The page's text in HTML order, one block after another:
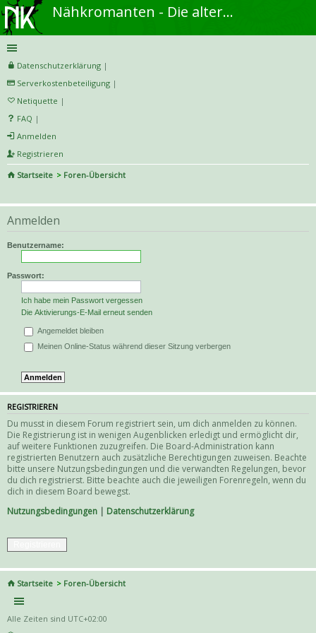
Nähkromanten - Die alternative Näh- und DIY-Community
Datenschutzerklärung |
Serverkostenbeteiligung |
Netiquette |
FAQ |
Anmelden
Registrieren
Startseite
Foren-Übersicht
uc
he
Anmelden
Benutzername:
Passwort:
Ich habe mein Passwort vergessen
Die Aktivierungs-E-Mail erneut senden
Angemeldet bleiben
Meinen Online-Status während dieser Sitzung verbergen
REGISTRIEREN
Du musst in diesem Forum registriert sein, um dich anmelden zu können.
Die Registrierung ist in wenigen Augenblicken erledigt und ermöglicht dir,
auf weitere Funktionen zuzugreifen. Die Board-Administration kann
registrierten Benutzern auch zusätzliche Berechtigungen zuweisen. Beachte
bitte unsere Nutzungsbedingungen und die verwandten Regelungen, bevor
du dich registrierst. Bitte beachte auch die jeweiligen Forenregeln, wenn du
dich in diesem Board bewegst.
Nutzungsbedingungen | Datenschutzerklärung
Startseite Foren-Übersicht
Alle Zeiten sind UTC+02:00